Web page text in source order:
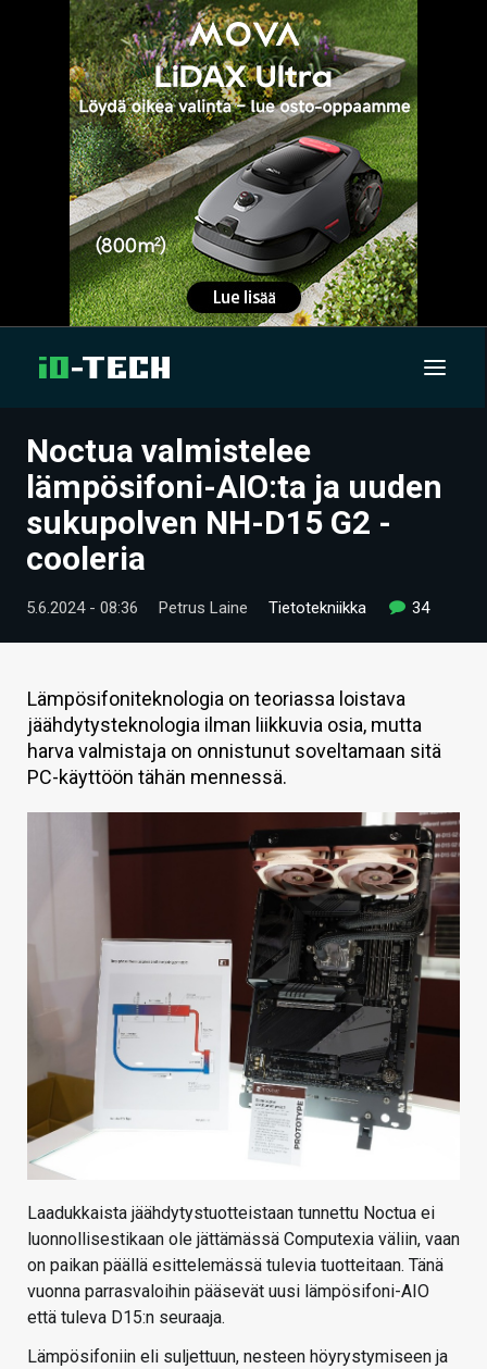
UUTISET
ARTIKKELIT
VIDEOT
TECHBBS
HINTA.FI
KAUPPA
VAIHDA TEEMA
Noctua valmistelee
lämpösifoni-AIO:ta ja uuden
sukupolven NH-D15 G2 -
cooleria
5.6.2024 - 08:36 Petrus Laine Tietotekniikka 34
Lämpösifoniteknologia on teoriassa loistava
jäähdytysteknologia ilman liikkuvia osia, mutta
harva valmistaja on onnistunut soveltamaan sitä
PC-käyttöön tähän mennessä.
Laadukkaista jäähdytystuotteistaan tunnettu Noctua ei
luonnollisestikaan ole jättämässä Computexia väliin, vaan
on paikan päällä esittelemässä tulevia tuotteitaan. Tänä
vuonna parrasvaloihin pääsevät uusi lämpösifoni-AIO
että tuleva D15:n seuraaja.
Lämpösifoniin eli suljettuun, nesteen höyrystymiseen ja